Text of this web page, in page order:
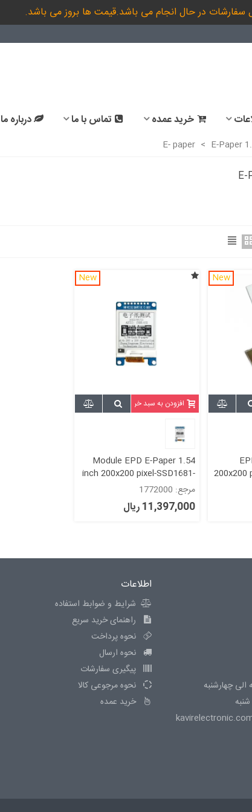
سفارشات در حال انجام می باشد.قیمت ها بروز می باشد.
خرید عمده تماس با ما درباره ما
> E-Paper
E-
New
200x200
New
افزودن به سبد خرید
Module EPD E-Paper 1.54
inch 200x200 pixel-SSD1681-
black and white
مرجع: 1772000
11,397,000 ریال
اطلاعات
شرایط و ضوابط استفاده
راهنمای خرید سریع
نحوه پرداخت
نحوه ارسال
پیگیری سفارشات
نحوه مرجوعی کالا
خرید عمده